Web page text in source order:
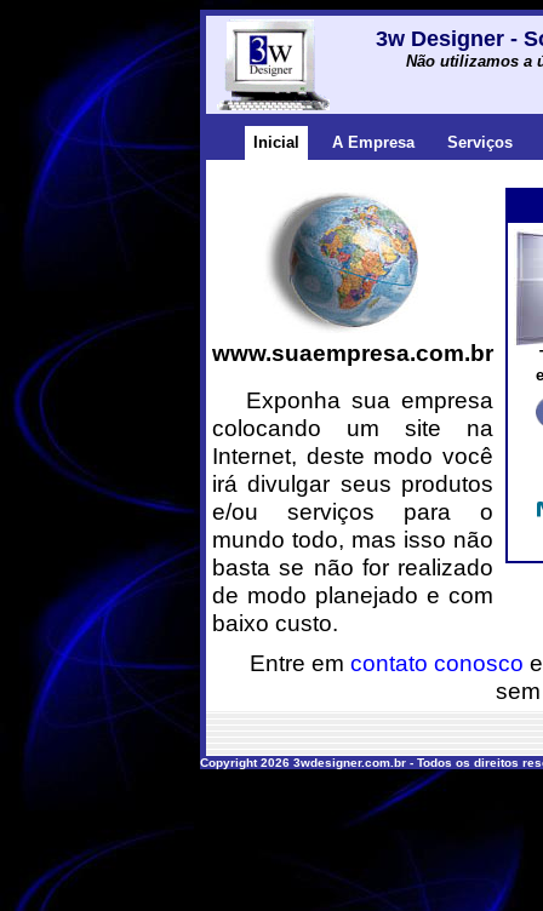
3w Designer -
Não utilizamos a
Inicial A Empresa Serviços
www.suaempresa.com.br
Exponha sua empresa
colocando um site na
Internet, deste modo você
irá divulgar seus produtos
e/ou serviços para o
mundo todo, mas isso não
basta se não for realizado
de modo planejado e com
baixo custo.
Entre em contato conosco
Copyright 2026 3wdesigner.com.br - Todos os direitos